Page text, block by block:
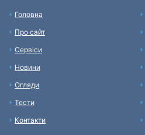
Головна
Про сайт
Сервіси
Новини
Огляди
Тести
Контакти